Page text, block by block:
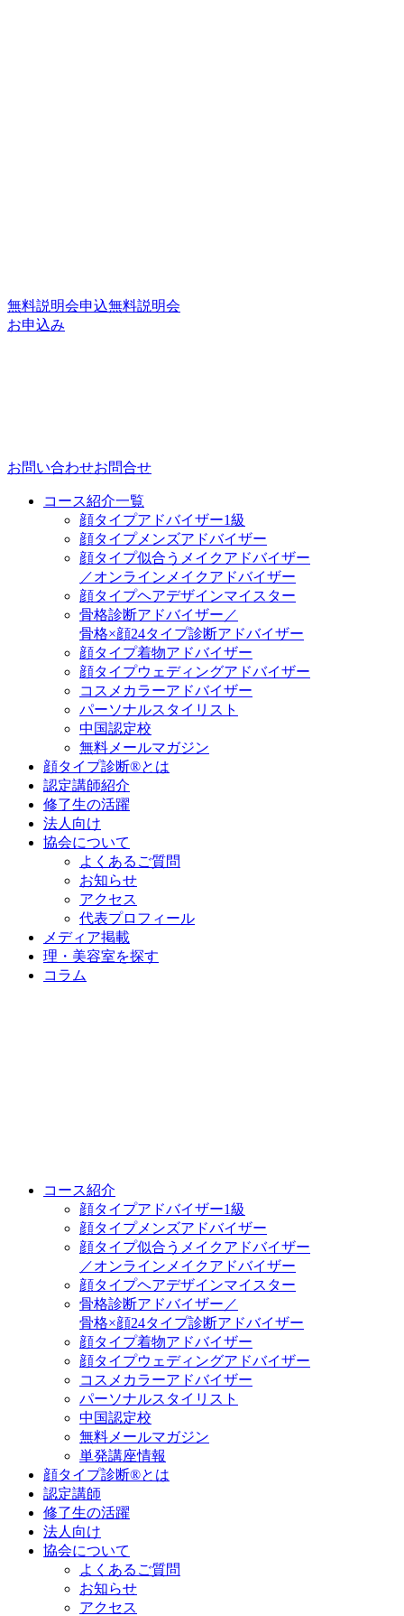
無料説明会申込無料説明会
お申込み
お問い合わせお問合せ
コース紹介一覧
顔タイプアドバイザー1級
顔タイプメンズアドバイザー
顔タイプ似合うメイクアドバイザー
／オンラインメイクアドバイザー
顔タイプヘアデザインマイスター
骨格診断アドバイザー／
骨格×顔24タイプ診断アドバイザー
顔タイプ着物アドバイザー
顔タイプウェディングアドバイザー
コスメカラーアドバイザー
パーソナルスタイリスト
中国認定校
無料メールマガジン
顔タイプ診断®とは
認定講師紹介
修了生の活躍
法人向け
協会について
よくあるご質問
お知らせ
アクセス
代表プロフィール
メディア掲載
理・美容室を探す
コラム
コース紹介
顔タイプアドバイザー1級
顔タイプメンズアドバイザー
顔タイプ似合うメイクアドバイザー
／オンラインメイクアドバイザー
顔タイプヘアデザインマイスター
骨格診断アドバイザー／
骨格×顔24タイプ診断アドバイザー
顔タイプ着物アドバイザー
顔タイプウェディングアドバイザー
コスメカラーアドバイザー
パーソナルスタイリスト
中国認定校
無料メールマガジン
単発講座情報
顔タイプ診断®とは
認定講師
修了生の活躍
法人向け
協会について
よくあるご質問
お知らせ
アクセス